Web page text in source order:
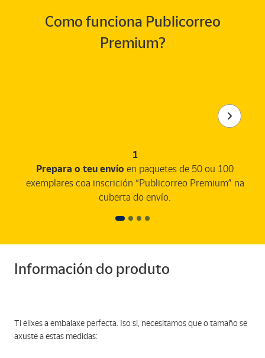
Como funciona Publicorreo
Premium?
1
Prepara o teu envío en paquetes de 50 ou 100
exemplares coa inscrición “Publicorreo Premium” na
cuberta do envío.
Información do produto
Ti elixes a embalaxe perfecta. Iso si, necesitamos que o tamaño se
axuste a estas medidas: